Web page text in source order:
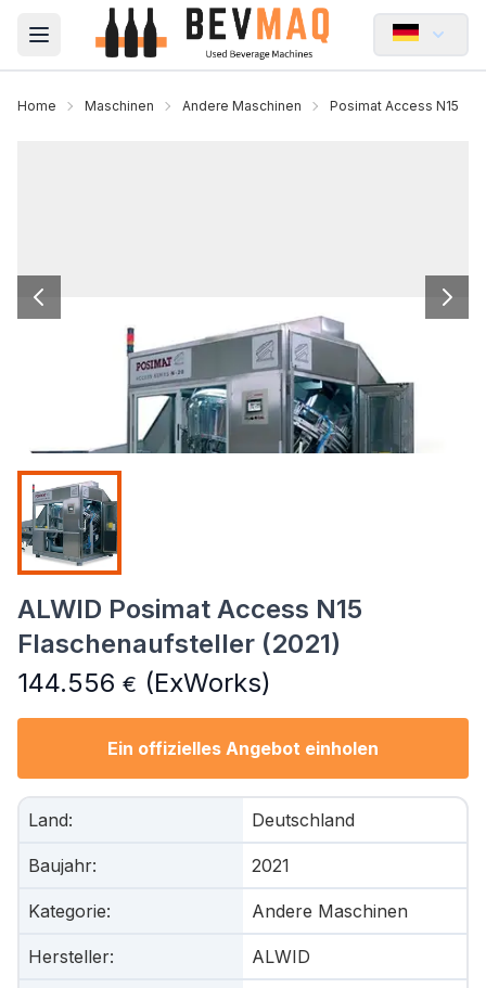
Open main menu
Home Maschinen Andere Maschinen Posimat Access N15
ALWID Posimat Access N15
Flaschenaufsteller (2021)
144.556 € (ExWorks)
Ein offizielles Angebot einholen
Land: Deutschland
Baujahr: 2021
Kategorie: Andere Maschinen
Hersteller: ALWID